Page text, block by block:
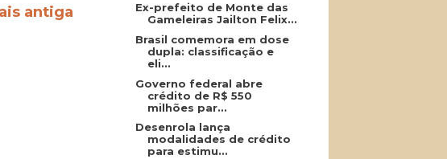
antiga
Ex-prefeito de Monte das
Gameleiras Jailton Felix...
Brasil comemora em dose
dupla: classificação e
eli...
Governo federal abre
crédito de R$ 550
milhões par...
Desenrola lança
modalidades de crédito
para estimu...